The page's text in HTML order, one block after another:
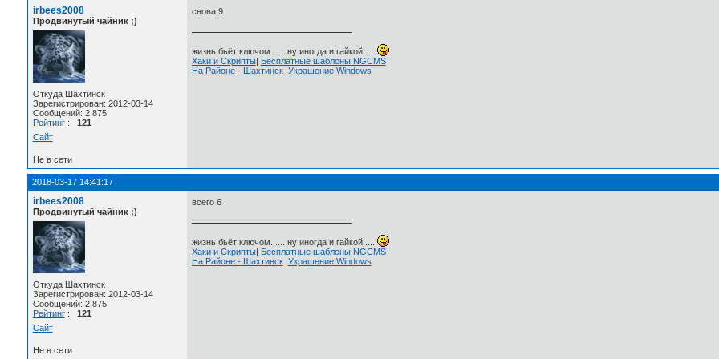
irbees2008
Продвинутый чайник ;)
Откуда Шахтинск
Зарегистрирован: 2012-03-14
Сообщений: 2,875
Рейтинг: 121
Сайт
снова 9
жизнь бьёт ключом......,ну иногда и гайкой.....
Хаки и Скрипты| Бесплатные шаблоны NGCMS
На Районе - Шахтинск Украшение Windows
Не в сети
2018-03-17 14:41:17
irbees2008
Продвинутый чайник ;)
Откуда Шахтинск
Зарегистрирован: 2012-03-14
Сообщений: 2,875
Рейтинг: 121
Сайт
всего 6
жизнь бьёт ключом......,ну иногда и гайкой.....
Хаки и Скрипты| Бесплатные шаблоны NGCMS
На Районе - Шахтинск Украшение Windows
Не в сети